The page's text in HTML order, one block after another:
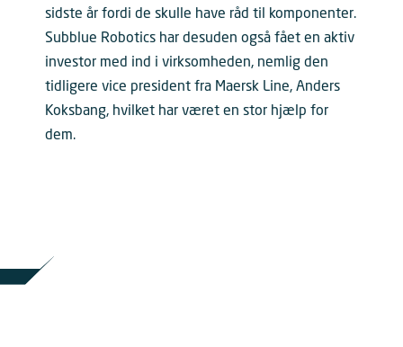
sidste år fordi de skulle have råd til komponenter.
Subblue Robotics har desuden også fået en aktiv
investor med ind i virksomheden, nemlig den
tidligere vice president fra Maersk Line, Anders
Koksbang, hvilket har været en stor hjælp for
dem.